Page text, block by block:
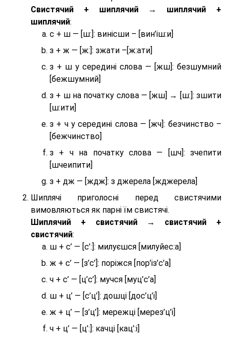
Cвистячий + шиплячий → шиплячий +
шиплячий:
с + ш — [ш:]: винісши – [вин’іш:и]
з + ж — [ж:]: зжати –[ж:ати]
з + ш у середині слова — [жш]: безшумний
[бежшумний]
з + ш на початку слова — [жш] → [ш:]: зшити
[ш:ити]
з + ч у середині слова — [жч]: безчинство –
[бежчинство]
з + ч на початку слова — [шч]: зчепити
[шчеипити]
з + дж — [ждж]: з джерела [жджерела]
Шиплячі приголосні перед свистячими
вимовляються як парні їм свистячі.
Шиплячий + свистячий → свистячий +
свистячий:
ш + с’ — [с’:]: милуєшся [милуйес:а]
ж + с’ — [з’с’]: поріжся [пор’із’с’а]
ч + с’ — [ц’с’]: мучся [муц’с’а]
ш + ц’ — [с’ц’]: дошці [дос’ц’і]
ж + ц’ — [з’ц’]: мережці [мерез’ц’і]
ч + ц’ — [ц’:]: качці [кац’:і]